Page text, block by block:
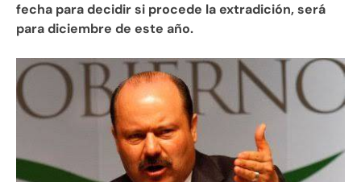
fecha para decidir si procede la extradición, será
para diciembre de este año.